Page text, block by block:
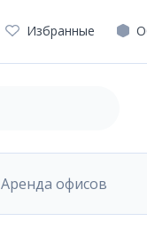
Избранные
Аренда офисов